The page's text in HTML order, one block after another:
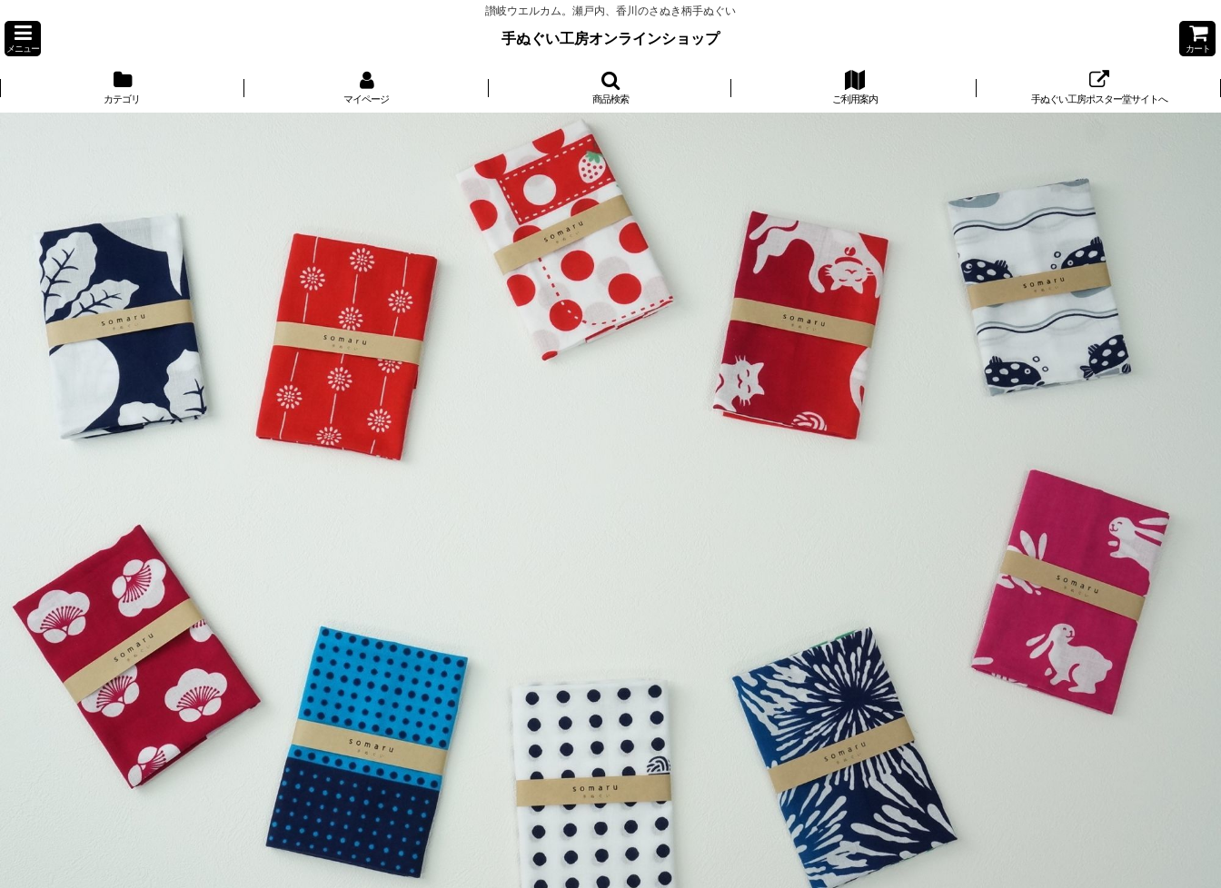
讃岐ウエルカム。瀬戸内、香川のさぬき柄手ぬぐい
メニュー
手ぬぐい工房オンラインショップ
カート
カテゴリ マイページ 商品検索 ご利用案内 手ぬぐい工房ポスター堂サイトへ